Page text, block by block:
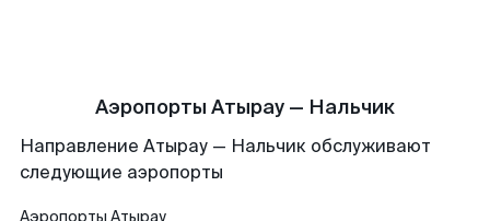
Аэропорты Атырау — Нальчик
Направление Атырау — Нальчик обслуживают
следующие аэропорты
Аэропорты Атырау